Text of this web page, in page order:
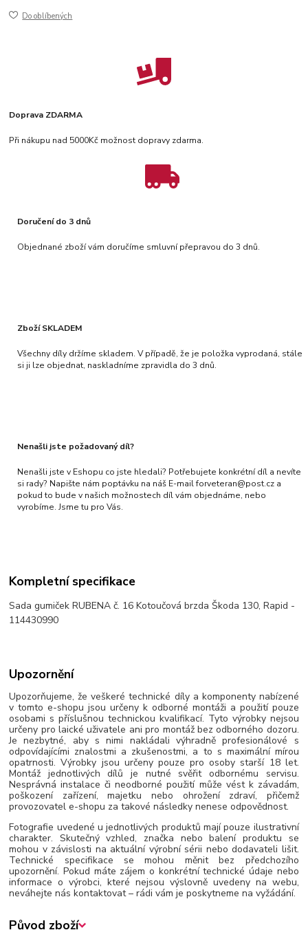
Do oblíbených
Doprava ZDARMA
Při nákupu nad 5000Kč možnost dopravy zdarma.
Doručení do 3 dnů
Objednané zboží vám doručíme smluvní přepravou do 3 dnů.
Zboží SKLADEM
Všechny díly držíme skladem. V případě, že je položka vyprodaná, stále
si ji lze objednat, naskladníme zpravidla do 3 dnů.
Nenašli jste požadovaný díl?
Nenašli jste v Eshopu co jste hledali? Potřebujete konkrétní díl a nevíte
si rady? Napište nám poptávku na náš E-mail forveteran@post.cz a
pokud to bude v našich možnostech díl vám objednáme, nebo
vyrobíme. Jsme tu pro Vás.
Kompletní specifikace
Sada gumiček RUBENA č. 16 Kotoučová brzda Škoda 130, Rapid -
114430990
Upozornění
Upozorňujeme, že veškeré technické díly a komponenty nabízené
v tomto e-shopu jsou určeny k odborné montáži a použití pouze
osobami s příslušnou technickou kvalifikací. Tyto výrobky nejsou
určeny pro laické uživatele ani pro montáž bez odborného dozoru.
Je nezbytné, aby s nimi nakládali výhradně profesionálové s
odpovídajícími znalostmi a zkušenostmi, a to s maximální mírou
opatrnosti. Výrobky jsou určeny pouze pro osoby starší 18 let.
Montáž jednotlivých dílů je nutné svěřit odbornému servisu.
Nesprávná instalace či neodborné použití může vést k závadám,
poškození zařízení, majetku nebo ohrožení zdraví, přičemž
provozovatel e-shopu za takové následky nenese odpovědnost.
Fotografie uvedené u jednotlivých produktů mají pouze ilustrativní
charakter. Skutečný vzhled, značka nebo balení produktu se
mohou v závislosti na aktuální výrobní sérii nebo dodavateli lišit.
Technické specifikace se mohou měnit bez předchozího
upozornění. Pokud máte zájem o konkrétní technické údaje nebo
informace o výrobci, které nejsou výslovně uvedeny na webu,
neváhejte nás kontaktovat – rádi vám je poskytneme na vyžádání.
Původ zboží